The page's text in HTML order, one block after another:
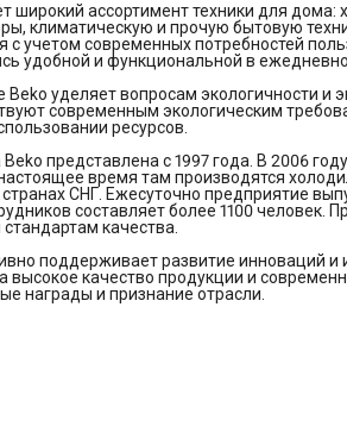
широкий ассортимент техники для
климатическую и прочую бытовую
с учетом современных потребностей
удобной и функциональной в
уделяет вопросам экологичности
современным экологическим
ресурсов.
Beko представлена с 1997 года. В 2006
время там производятся
странах СНГ. Ежесуточно предприятие
составляет более 1100
качества.
поддерживает развитие инноваций
высокое качество продукции и
награды и признание отрасли.